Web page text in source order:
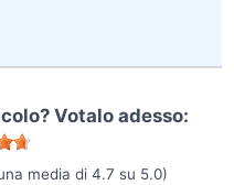
Votalo adesso:
media di 4.7 su 5.0)